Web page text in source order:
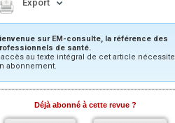
Export
sur EM-consulte, la référence des
de santé.
au texte intégral de cet article nécessite
abonnement.
Déjà abonné à cette revue ?